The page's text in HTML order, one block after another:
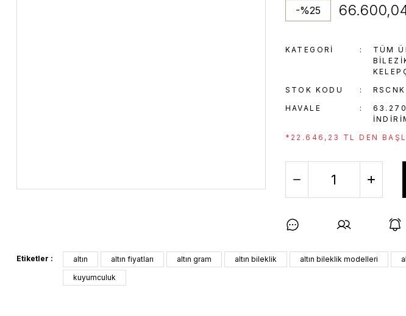
-%25
KATEGORI TÜM
STOK KODU
HAVALE
*22.646,23 TL DEN
Etiketler : altın altın fiyatları altın gram altın bileklik altın bileklik modelleri
kuyumculuk